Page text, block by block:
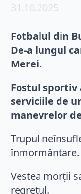
31.10.2025
Fotbalul din
De-a lungul
Merei.
Fostul sportiv
serviciile de
manevrelor
Trupul
înmormântare.
Vestea morții
regretul.